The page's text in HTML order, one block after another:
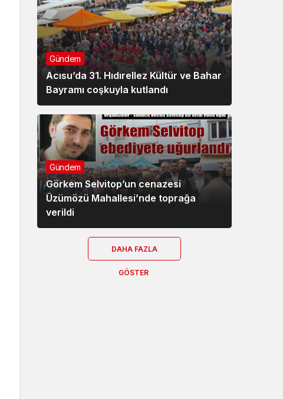
Gündem
Acısu’da 31. Hıdırellez Kültür ve Bahar
Bayramı coşkuyla kutlandı
Gündem
Görkem Selvitop’un cenazesi
Üzümözü Mahallesi’nde toprağa
verildi
DAHA FAZLA
GÖSTER